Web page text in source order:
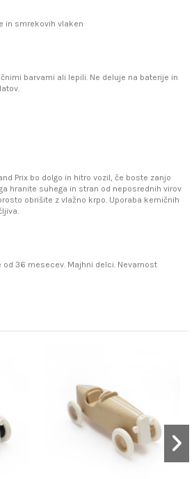
in smrekovih vlaken
barvami ali lepili. Ne deluje na baterije in
Prix bo dolgo in hitro vozil, če boste zanjo
hranite suhega in stran od neposrednih virov
obrišite z vlažno krpo. Uporaba kemičnih
36 mesecev. Majhni delci. Nevarnost